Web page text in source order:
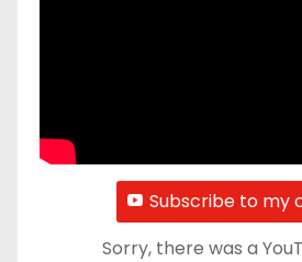
Subscribe to my
Sorry, there was a